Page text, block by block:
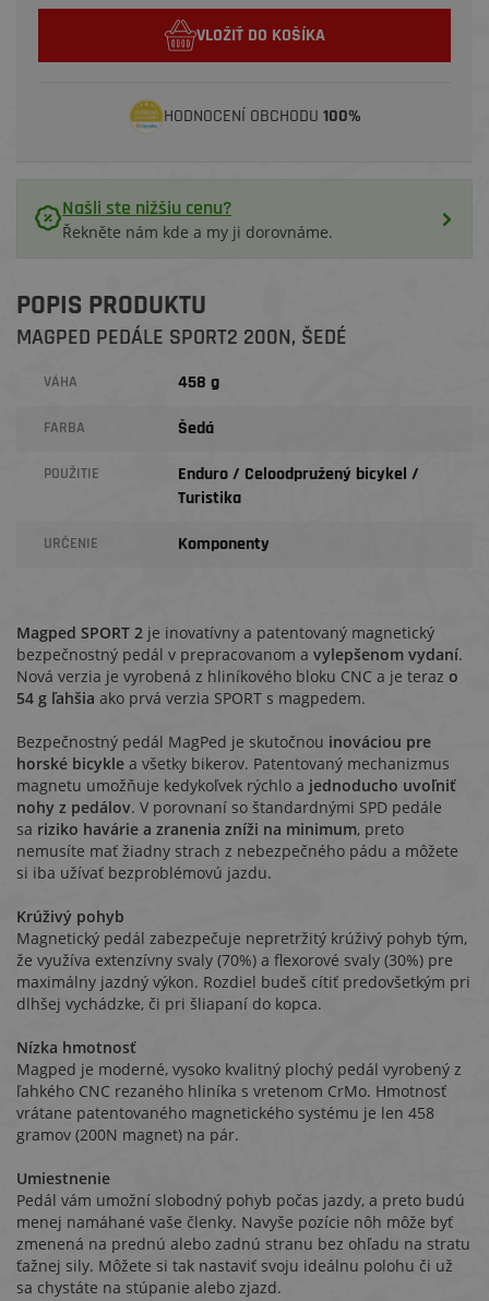
VLOŽIŤ DO KOŠÍKA
HODNOCENÍ OBCHODU 100%
Našli ste nižšiu cenu?
Řekněte nám kde a my ji dorovnáme.
POPIS PRODUKTU
MAGPED PEDÁLE SPORT2 200N, ŠEDÉ
VÁHA 458 g
FARBA Šedá
POUŽITIE
Enduro / Celoodpružený bicykel /
Turistika
URČENIE Komponenty
Magped SPORT 2 je inovatívny a patentovaný magnetický
bezpečnostný pedál v prepracovanom a vylepšenom vydaní.
Nová verzia je vyrobená z hliníkového bloku CNC a je teraz o
54 g ľahšia ako prvá verzia SPORT s magpedem.
Bezpečnostný pedál MagPed je skutočnou inováciou pre
horské bicykle a všetky bikerov. Patentovaný mechanizmus
magnetu umožňuje kedykoľvek rýchlo a jednoducho uvoľniť
nohy z pedálov. V porovnaní so štandardnými SPD pedále
sa riziko havárie a zranenia zníži na minimum, preto
nemusíte mať žiadny strach z nebezpečného pádu a môžete
si iba užívať bezproblémovú jazdu.
Krúživý pohyb
Magnetický pedál zabezpečuje nepretržitý krúživý pohyb tým,
že využíva extenzívny svaly (70%) a flexorové svaly (30%) pre
maximálny jazdný výkon. Rozdiel budeš cítiť predovšetkým pri
dlhšej vychádzke, či pri šliapaní do kopca.
Nízka hmotnosť
Magped je moderné, vysoko kvalitný plochý pedál vyrobený z
ľahkého CNC rezaného hliníka s vretenom CrMo. Hmotnosť
vrátane patentovaného magnetického systému je len 458
gramov (200N magnet) na pár.
Umiestnenie
Pedál vám umožní slobodný pohyb počas jazdy, a preto budú
menej namáhané vaše členky. Navyše pozície nôh môže byť
zmenená na prednú alebo zadnú stranu bez ohľadu na stratu
ťažnej sily. Môžete si tak nastaviť svoju ideálnu polohu či už
sa chystáte na stúpanie alebo zjazd.